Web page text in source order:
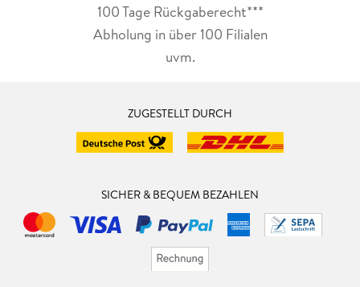
100 Tage Rückgaberecht***
Abholung in über 100 Filialen
uvm.
ZUGESTELLT DURCH
SICHER & BEQUEM BEZAHLEN